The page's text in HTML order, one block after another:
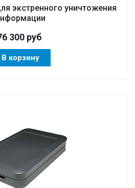
экстренного уничтожения
300руб
В корзину